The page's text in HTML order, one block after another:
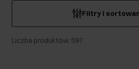
Filtry i
Liczba produktów: 597